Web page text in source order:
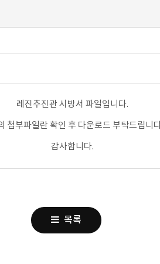
레진추진관 시방서 파일입니다.
첨부파일란 확인 후 다운로드 부탁드립니
감사합니다.
목록